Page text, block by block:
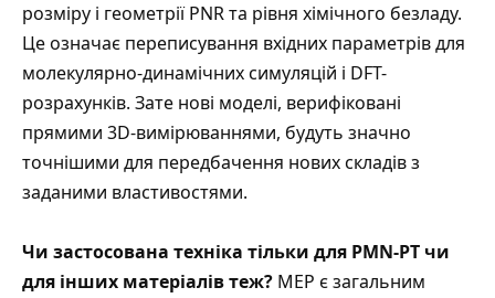
розміру і геометрії PNR та рівня хімічного безладу.
Це означає переписування вхідних параметрів для
молекулярно-динамічних симуляцій і DFT-
розрахунків. Зате нові моделі, верифіковані
прямими 3D-вимірюваннями, будуть значно
точнішими для передбачення нових складів з
заданими властивостями.
Чи застосована техніка тільки для PMN-PT чи
для інших матеріалів теж? MEP є загальним